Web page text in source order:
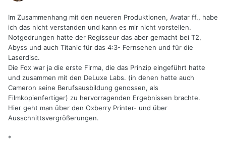
Im Zusammenhang mit den neueren Produktionen, Avatar ff., habe
ich das nicht verstanden und kann es mir nicht vorstellen.
Notgedrungen hatte der Regisseur das aber gemacht bei T2,
Abyss und auch Titanic für das 4:3- Fernsehen und für die
Laserdisc.
Die Fox war ja die erste Firma, die das Prinzip eingeführt hatte
und zusammen mit den DeLuxe Labs. (in denen hatte auch
Cameron seine Berufsausbildung genossen, als
Filmkopienfertiger) zu hervorragenden Ergebnissen brachte.
Hier geht man über den Oxberry Printer- und über
Ausschnittsvergrößerungen.
*